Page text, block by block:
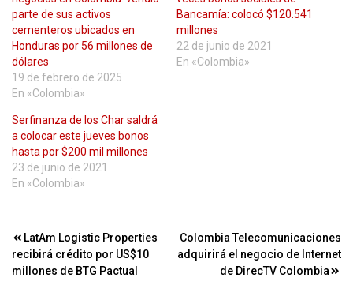
parte de sus activos
cementeros ubicados en
Honduras por 56 millones de
dólares
19 de febrero de 2025
En «Colombia»
Bancamía: colocó $120.541
millones
22 de junio de 2021
En «Colombia»
Serfinanza de los Char saldrá
a colocar este jueves bonos
hasta por $200 mil millones
23 de junio de 2021
En «Colombia»
Navegación
de
LatAm Logistic Properties
recibirá crédito por US$10
millones de BTG Pactual
Colombia Telecomunicaciones
adquirirá el negocio de Internet
de DirecTV Colombia